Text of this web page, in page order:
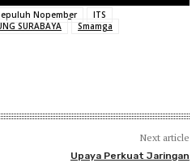
Nopember
ITS
SURABAYA
Smamga
Next article
Upaya Perkuat Jaringan